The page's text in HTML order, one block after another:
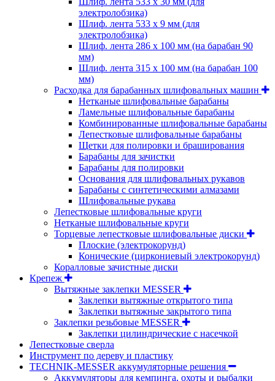
электролобзика)
Шлиф. лента 533 х 9 мм (для
электролобзика)
Шлиф. лента 286 х 100 мм (на барабан 90
мм)
Шлиф. лента 315 х 100 мм (на барабан 100
мм)
Расходка для барабанных шлифовальных машин
Нетканые шлифовальные барабаны
Ламельные шлифовальные барабаны
Комбинированные шлифовальные барабаны
Лепестковые шлифовальные барабаны
Щетки для полировки и браширования
Барабаны для зачистки
Барабаны для полировки
Основания для шлифовальных рукавов
Барабаны с синтетическими алмазами
Шлифовальные рукава
Лепестковые шлифовальные круги
Нетканые шлифовальные круги
Торцевые лепестковые шлифовальные диски
Плоские (электрокорунд)
Конические (циркониевый электрокорунд)
Коралловые зачистные диски
Крепеж
Вытяжные заклепки MESSER
Заклепки вытяжные открытого типа
Заклепки вытяжные закрытого типа
Заклепки резьбовые MESSER
Заклепки цилиндрические с насечкой
Лепестковые сверла
Инструмент по дереву и пластику
TECHNIK-MESSER аккумуляторные решения
Аккумуляторы для кемпинга, охоты и рыбалки